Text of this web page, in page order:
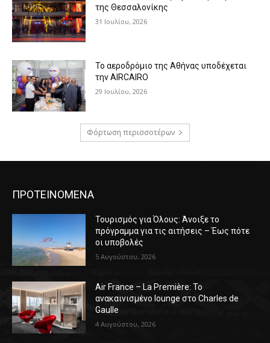
της Θεσσαλονίκης
31 Ιουλίου, 2026
Το αεροδρόμιο της Αθήνας υποδέχεται
την AIRCAIRO
29 Ιουλίου, 2026
Φόρτωση περισσοτέρων
ΠΡΟΤΕΙΝΟΜΕΝΑ
Τουρισμός για Όλους: Άνοιξε το
πρόγραμμα για τις αιτήσεις – Έως πότε
οι υποβολές
5 Αυγούστου, 2026
Air France – La Première: Το
ανακαινισμένο lounge στο Charles de
Gaulle
4 Αυγούστου, 2026